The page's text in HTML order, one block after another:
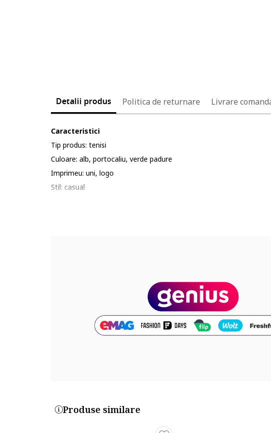
Detalii produs Politica de returnare Livrare
Caracteristici
Tip produs: tenisi
Culoare: alb, portocaliu, verde padure
Imprimeu: uni, logo
Stil: casual
Partea superioara: alte materiale
Material talpa: alte materiale
Produse similare